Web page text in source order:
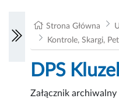
Strona Główna
Kontrole, Skargi,
DPS
Załącznik